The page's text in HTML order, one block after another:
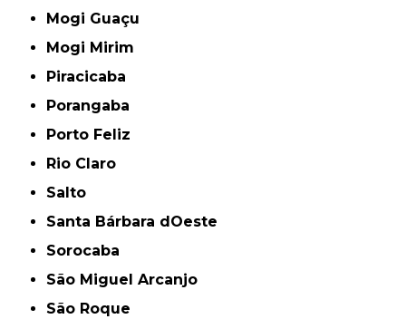
Mogi Guaçu
Mogi Mirim
Piracicaba
Porangaba
Porto Feliz
Rio Claro
Salto
Santa Bárbara dOeste
Sorocaba
São Miguel Arcanjo
São Roque